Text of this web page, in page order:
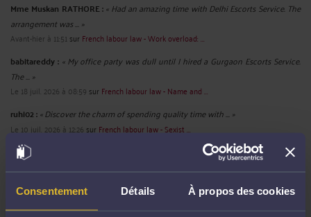
Consentement Détails À propos des cookies
Mme Muskan RATHORE :« Had an amazing time with Delhi Escorts Service. The
arrangement was ... »
Avant-hier à 11:51 sur French labour law - Work overload: ...
babitareddy : « My office party was dull until I hired a Gurgaon Escorts Service.
The ... »
Le 18 juil. 2026 à 08:59 sur French labour law - Name and ...
ruhi02 :« Discover the charm of spending quality time with ... »
Le 10 juil. 2026 à 12:26 sur French labour law - Sexist ...
Mme Shalini SHALINIGUPTA :
« We believe that everyone deserves to feel
French labour law - Radio - A ...